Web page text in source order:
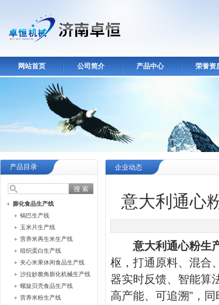
网站首页 公司简介 产品中心 荣誉资
产品目录
膨化食品生产线
锅巴生产线
玉米片生产线
营养米再生米生产线
组织蛋白生产线
夹心米果休闲食品生产线
沙拉妙脆角膨化机械生产线
螺旋贝壳食品生产线
营养米粉生产线
企业动态
意大利通心
意大利通心粉生
枢，打通原料、混合
器实时反馈、智能算
高产能、可追溯”，